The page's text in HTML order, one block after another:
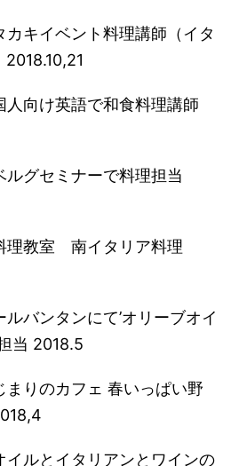
キイベント料理講師（イタ
向け英語で和食料理講師
ルグセミナーで料理担当
理教室 南イタリア料理
バンタンにて’オリーブオイ
当 2018.5
りのカフェ 春いっぱい野
ルとイタリアンとワインの